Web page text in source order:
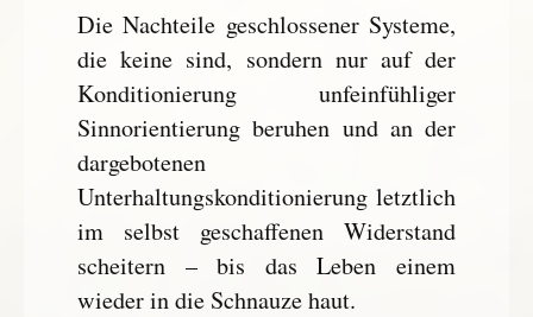
Die Nachteile geschlossener Systeme,
die keine sind, sondern nur auf der
Konditionierung unfeinfühliger
Sinnorientierung beruhen und an der
dargebotenen
Unterhaltungskonditionierung letztlich
im selbst geschaffenen Widerstand
scheitern – bis das Leben einem
wieder in die Schnauze haut.